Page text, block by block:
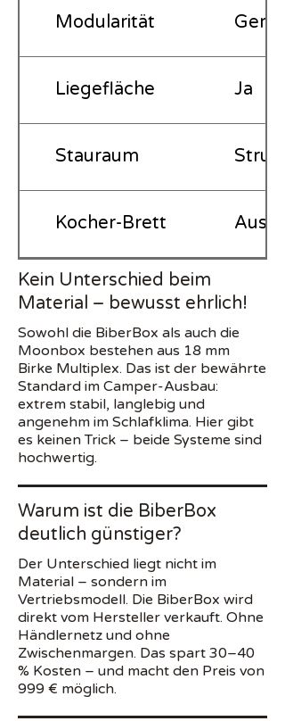
Modularität
Liegefläche Ja
Stauraum
Kocher-Brett
Transport &
Lagerung
Block
Preis (UVP)
Vertrieb
Wiederverkauf
Kein Unterschied beim
Material – bewusst ehrlich!
Sowohl die BiberBox als auch die
Moonbox bestehen aus 18 mm
Birke Multiplex. Das ist der bewährte
Standard im Camper-Ausbau:
extrem stabil, langlebig und
angenehm im Schlafklima. Hier gibt
es keinen Trick – beide Systeme sind
hochwertig.
Warum ist die BiberBox
deutlich günstiger?
Der Unterschied liegt nicht im
Material – sondern im
Vertriebsmodell. Die BiberBox wird
direkt vom Hersteller verkauft. Ohne
Händlernetz und ohne
Zwischenmargen. Das spart 30–40
% Kosten – und macht den Preis von
999 € möglich.